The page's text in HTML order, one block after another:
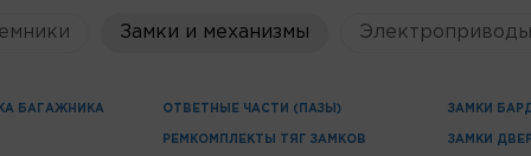
Замки и механизмы
БАГАЖНИКА ОТВЕТНЫЕ ЧАСТИ (ПАЗЫ)
РЕМКОМПЛЕКТЫ ТЯГ ЗАМКОВ
ЗАМКИ
ЗАМКИ